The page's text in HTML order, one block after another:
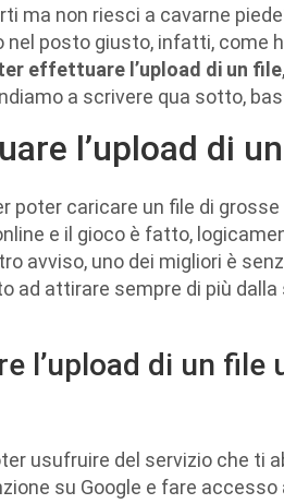
ma non riesci a cavarne
posto giusto, infatti, come
effettuare l’upload di un file
a scrivere qua sotto,
l’upload di
poter caricare un file di
e il gioco è fatto,
avviso, uno dei migliori è
ad attirare sempre di più
l’upload di un file
usufruire del servizio che ti
su Google e fare accesso